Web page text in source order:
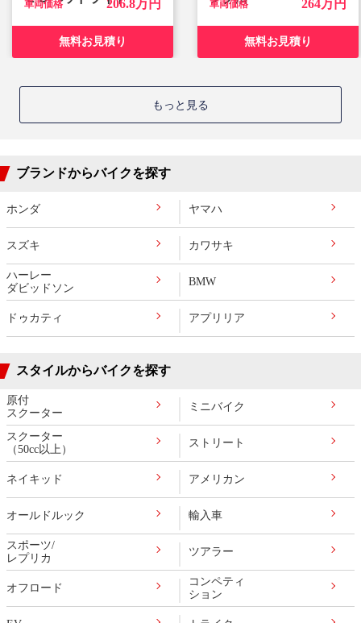
車両価格 206.8万円
無料お見積り
車両価格 264万円
無料お見積り
もっと見る
ブランドからバイクを探す
ホンダ ヤマハ
スズキ カワサキ
ハーレー
ダビッドソン
BMW
ドゥカティ アプリリア
スタイルからバイクを探す
原付
スクーター
ミニバイク
スクーター
（50cc以上）
ストリート
ネイキッド アメリカン
オールドルック 輸入車
スポーツ/
レプリカ
ツアラー
オフロード
コンペティ
ション